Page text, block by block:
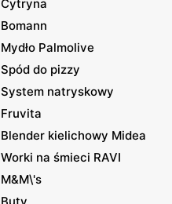
Cytryna
Bomann
Mydło Palmolive
Spód do pizzy
System natryskowy
Fruvita
Blender kielichowy Midea
Worki na śmieci RAVI
M&M\'s